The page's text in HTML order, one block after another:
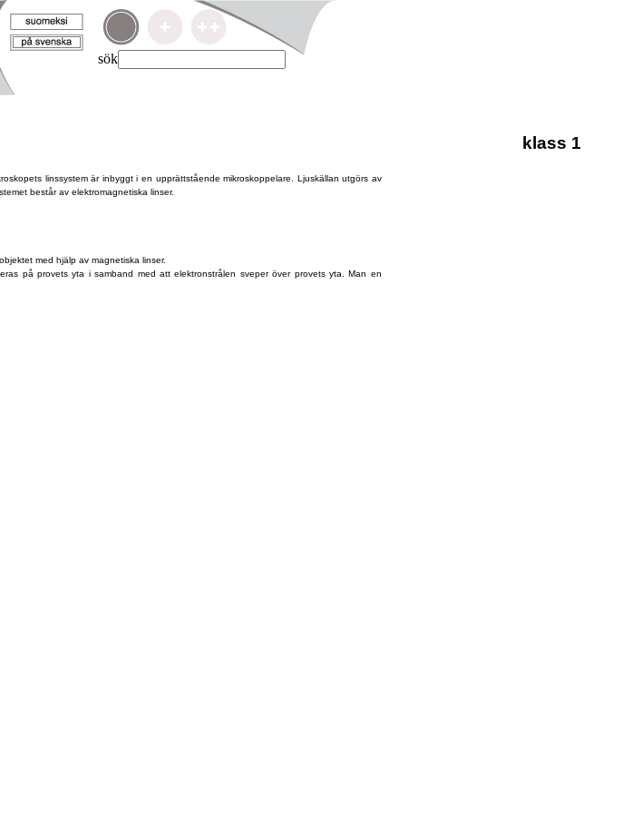
sök
klass 1
linssystem är inbyggt i en upprättstående mikroskoppelare. Ljuskällan utgörs av
består av elektromagnetiska linser.
med hjälp av magnetiska linser.
på provets yta i samband med att elektronstrålen sveper över provets yta. Man en